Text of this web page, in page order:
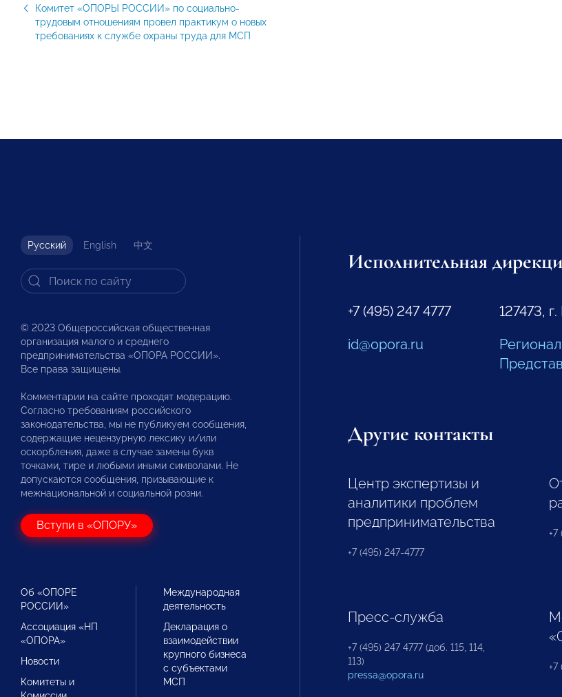
Комитет «ОПОРЫ РОССИИ» по социально-
трудовым отношениям провел практикум о новых
требованиях к службе охраны труда для МСП
Русский English 中文
© 2023 Общероссийская общественная
организация малого и среднего
предпринимательства «ОПОРА РОССИИ».
Все права защищены.
Комментарии на сайте проходят модерацию.
Согласно требованиям российского
законодательства, мы не публикуем сообщения,
содержащие нецензурную лексику и/или
оскорбления, даже в случае замены букв
точками, тире и любыми иными символами. Не
допускаются сообщения, призывающие к
межнациональной и социальной розни.
Вступи в «ОПОРУ»
Об «ОПОРЕ
РОССИИ»
Ассоциация «НП
«ОПОРА»
Новости
Комитеты и
Международная
деятельность
Декларация о
взаимодействии
крупного бизнеса
с субъектами
МСП
Исполнительная
+7 (495) 247 4777
id@opora.ru
127473,
Другие контакты
Центр экспертизы и
аналитики проблем
предпринимательства
+7 (495) 247-4777
+7
Пресс-служба
+7 (495) 247 4777 (доб. 115, 114,
113)
pressa@opora.ru
+7